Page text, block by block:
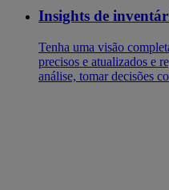
Insights de
Tenha uma visão
precisos e atualizados e
análise, tomar decisões